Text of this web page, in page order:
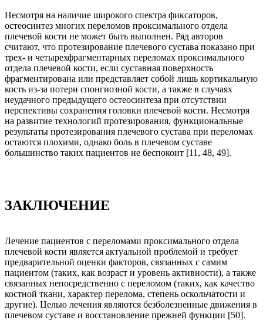
Несмотря на наличие широкого спектра фиксаторов,
остеосинтез многих переломов проксимального отдела
плечевой кости не может быть выполнен. Ряд авторов
считают, что протезирование плечевого сустава показано при
трех- и четырехфрагментарных переломах проксимального
отдела плечевой кости, если суставная поверхность
фрагментирована или представляет собой лишь кортикальную
кость из-за потери спонгиозной кости, а также в случаях
неудачного предыдущего остеосинтеза при отсутствии
перспективы сохранения головки плечевой кости. Несмотря
на развитие технологий протезирования, функциональные
результаты протезирования плечевого сустава при переломах
остаются плохими, однако боль в плечевом суставе
большинство таких пациентов не беспокоит [11, 48, 49].
ЗАКЛЮЧЕНИЕ
Лечение пациентов с переломами проксимального отдела
плечевой кости является актуальной проблемой и требует
предварительной оценки факторов, связанных с самим
пациентом (таких, как возраст и уровень активности), а также
связанных непосредственно с переломом (таких, как качество
костной ткани, характер перелома, степень оскольчатости и
другие). Целью лечения являются безболезненные движения в
плечевом суставе и восстановление прежней функции [50].